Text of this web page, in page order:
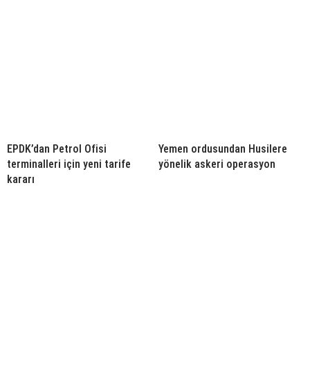
EPDK’dan Petrol Ofisi
terminalleri için yeni tarife
kararı
Yemen ordusundan Husilere
yönelik askeri operasyon